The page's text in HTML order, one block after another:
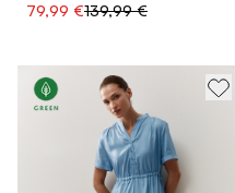
79,99 €139,99 €